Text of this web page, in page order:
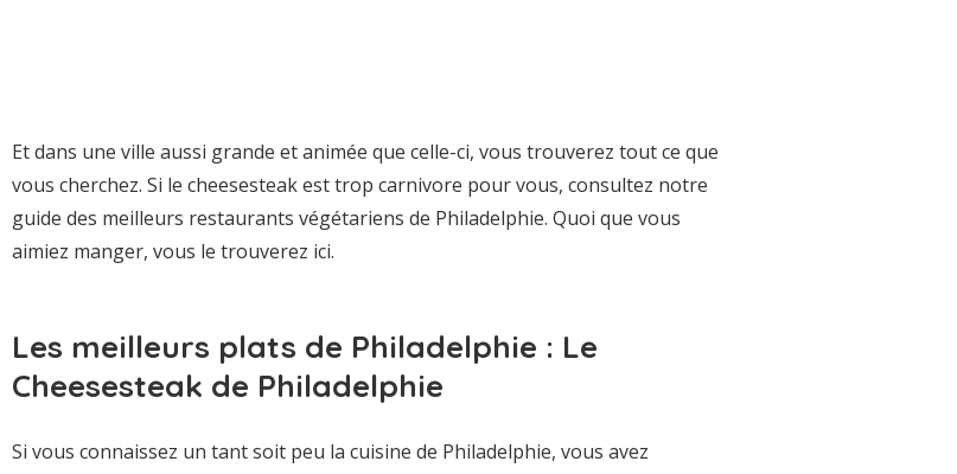
Et dans une ville aussi grande et animée que celle-ci, vous trouverez tout ce que
vous cherchez. Si le cheesesteak est trop carnivore pour vous, consultez notre
guide des meilleurs restaurants végétariens de Philadelphie. Quoi que vous
aimiez manger, vous le trouverez ici.
Les meilleurs plats de Philadelphie : Le
Cheesesteak de Philadelphie
Si vous connaissez un tant soit peu la cuisine de Philadelphie, vous avez